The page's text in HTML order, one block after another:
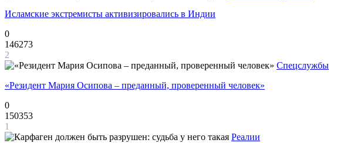
Исламские экстремисты активизировались в Индии
0
146273
2
Спецслужбы
«Резидент Мария Осипова – преданный, проверенный человек»
0
150353
1
Реалии